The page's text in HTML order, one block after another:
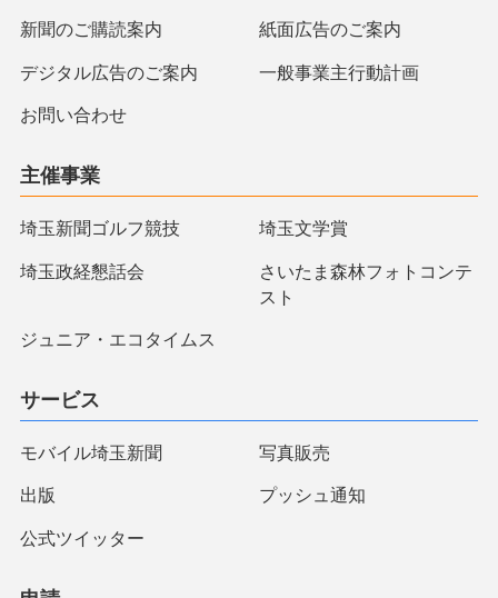
新聞のご購読案内 紙面広告のご案内
デジタル広告のご案内 一般事業主行動計画
お問い合わせ
主催事業
埼玉新聞ゴルフ競技 埼玉文学賞
埼玉政経懇話会
さいたま森林フォトコンテ
スト
ジュニア・エコタイムス
サービス
モバイル埼玉新聞 写真販売
出版 プッシュ通知
公式ツイッター